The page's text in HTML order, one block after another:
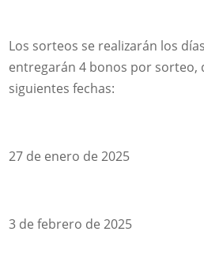
Los sorteos se realizarán los
entregarán 4 bonos por sorteo,
siguientes fechas:
27 de enero de 2025
3 de febrero de 2025